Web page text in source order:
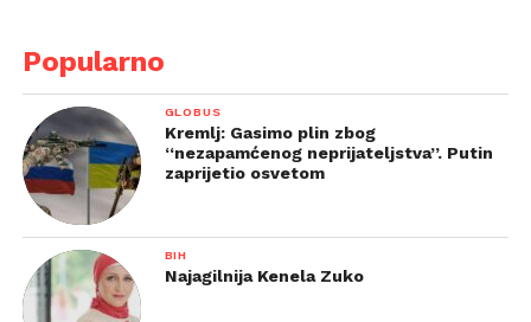
Popularno
GLOBUS
Kremlj: Gasimo plin zbog
“nezapamćenog neprijateljstva”. Putin
zaprijetio osvetom
BIH
Najagilnija Kenela Zuko